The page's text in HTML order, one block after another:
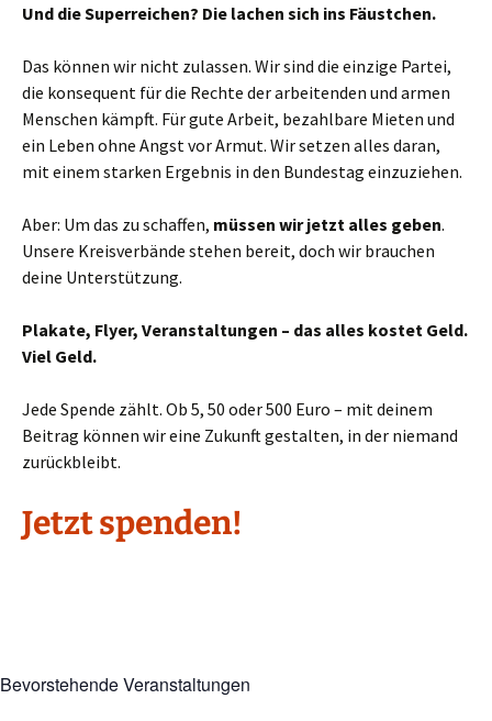
Und die Superreichen? Die lachen sich ins Fäustchen.
Das können wir nicht zulassen. Wir sind die einzige Partei,
die konsequent für die Rechte der arbeitenden und armen
Menschen kämpft. Für gute Arbeit, bezahlbare Mieten und
ein Leben ohne Angst vor Armut. Wir setzen alles daran,
mit einem starken Ergebnis in den Bundestag einzuziehen.
Aber: Um das zu schaffen, müssen wir jetzt alles geben.
Unsere Kreisverbände stehen bereit, doch wir brauchen
deine Unterstützung.
Plakate, Flyer, Veranstaltungen – das alles kostet Geld.
Viel Geld.
Jede Spende zählt. Ob 5, 50 oder 500 Euro – mit deinem
Beitrag können wir eine Zukunft gestalten, in der niemand
zurückbleibt.
Jetzt spenden!
Bevorstehende Veranstaltungen